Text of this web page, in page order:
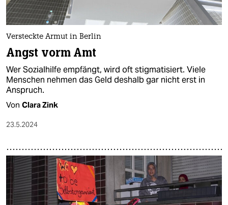
Versteckte Armut in Berlin
Angst vorm Amt
Wer Sozialhilfe empfängt, wird oft stigmatisiert. Viele
Menschen nehmen das Geld deshalb gar nicht erst in
Anspruch.
Von Clara Zink
23.5.2024